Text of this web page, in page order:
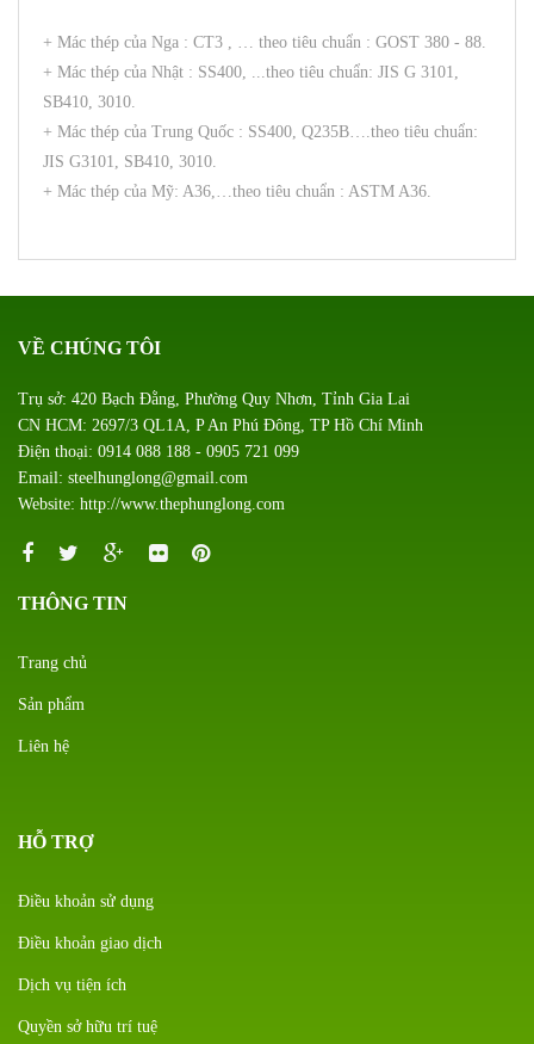
+ Mác thép của Nga : CT3 , … theo tiêu chuẩn : GOST 380 - 88.
+ Mác thép của Nhật : SS400, ...theo tiêu chuẩn: JIS G 3101,
SB410, 3010.
+ Mác thép của Trung Quốc : SS400, Q235B….theo tiêu chuẩn:
JIS G3101, SB410, 3010.
+ Mác thép của Mỹ: A36,…theo tiêu chuẩn : ASTM A36.
VỀ CHÚNG TÔI
Trụ sở: 420 Bạch Đằng, Phường Quy Nhơn, Tỉnh Gia Lai
CN HCM: 2697/3 QL1A, P An Phú Đông, TP Hồ Chí Minh
Điện thoại: 0914 088 188 - 0905 721 099
Email: steelhunglong@gmail.com
Website: http://www.thephunglong.com
THÔNG TIN
Trang chủ
Sản phẩm
Liên hệ
HỖ TRỢ
Điều khoản sử dụng
Điều khoản giao dịch
Dịch vụ tiện ích
Quyền sở hữu trí tuệ